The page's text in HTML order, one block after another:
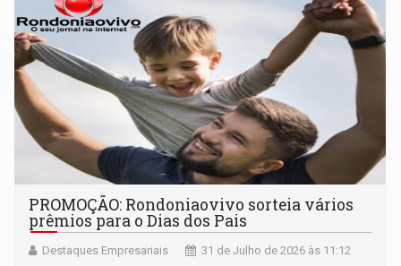
PROMOÇÃO: Rondoniaovivo sorteia vários
prêmios para o Dias dos Pais
Destaques Empresariais 31 de Julho de 2026 às 11:12